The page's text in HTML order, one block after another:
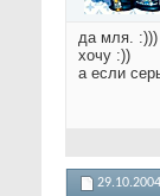
да мля. :)))
хочу :))
а если